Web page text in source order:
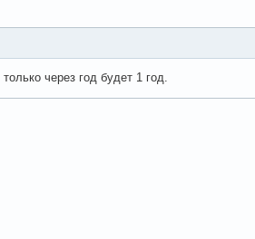
через год будет 1 год.